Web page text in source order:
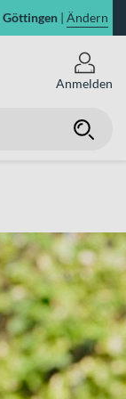
Göttingen | Ändern
Anmelden